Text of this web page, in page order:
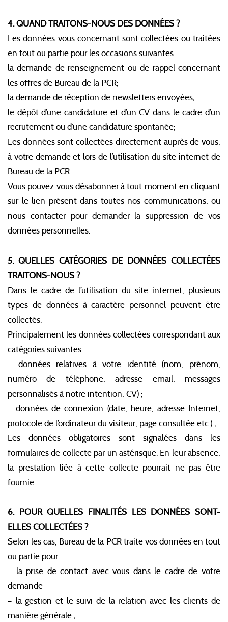
4. QUAND TRAITONS-NOUS DES DONNÉES ?
Les données vous concernant sont collectées ou traitées
en tout ou partie pour les occasions suivantes :
la demande de renseignement ou de rappel concernant
les offres de Bureau de la PCR;
la demande de réception de newsletters envoyées;
le dépôt d’une candidature et d’un CV dans le cadre d’un
recrutement ou d’une candidature spontanée;
Les données sont collectées directement auprès de vous,
à votre demande et lors de l’utilisation du site internet de
Bureau de la PCR.
Vous pouvez vous désabonner à tout moment en cliquant
sur le lien présent dans toutes nos communications, ou
nous contacter pour demander la suppression de vos
données personnelles.
5. QUELLES CATÉGORIES DE DONNÉES COLLECTÉES
TRAITONS-NOUS ?
Dans le cadre de l’utilisation du site internet, plusieurs
types de données à caractère personnel peuvent être
collectés.
Principalement les données collectées correspondant aux
catégories suivantes :
– données relatives à votre identité (nom, prénom,
numéro de téléphone, adresse email, messages
personnalisés à notre intention, CV) ;
– données de connexion (date, heure, adresse Internet,
protocole de l’ordinateur du visiteur, page consultée etc.) ;
Les données obligatoires sont signalées dans les
formulaires de collecte par un astérisque. En leur absence,
la prestation liée à cette collecte pourrait ne pas être
fournie.
6. POUR QUELLES FINALITÉS LES DONNÉES SONT-
ELLES COLLECTÉES ?
Selon les cas, Bureau de la PCR traite vos données en tout
ou partie pour :
– la prise de contact avec vous dans le cadre de votre
demande
– la gestion et le suivi de la relation avec les clients de
manière générale ;